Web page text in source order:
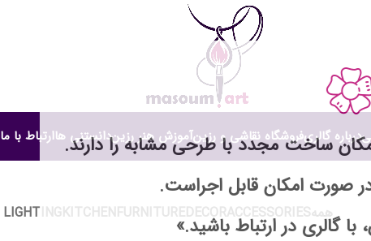
امکان ساخت مجدد با طرحی مشابه را دارند.
صورت امکان قابل اجراست.
گالری در ارتباط باشید.»
درباره گالریفروشگاه نقاشی و رزینآموزش هنر رزیندانستنی هاارتباط با ما
Lighting
همهACCESSORIES
DECOR
FURNITURE
KITCHEN
LIGHTING